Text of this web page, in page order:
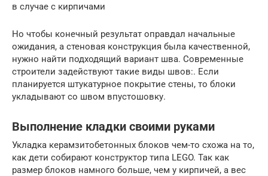
в случае с кирпичами
Но чтобы конечный результат оправдал начальные
ожидания, а стеновая конструкция была качественной,
нужно найти подходящий вариант шва. Современные
строители задействуют такие виды швов:. Если
планируется штукатурное покрытие стены, то блоки
укладывают со швом впустошовку.
Выполнение кладки своими руками
Укладка керамзитобетонных блоков чем-то схожа на то,
как дети собирают конструктор типа LEGO. Так как
размер блоков намного больше, чем у кирпичей, а вес